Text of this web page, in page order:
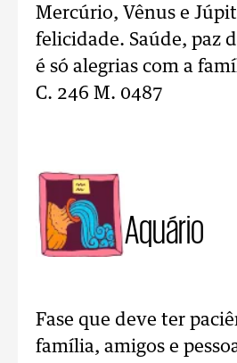
Mercúrio, Vênus e
felicidade. Saúde, paz
é só alegrias com a
C. 246 M. 0487
Aquário
Fase que deve ter
família, amigos e